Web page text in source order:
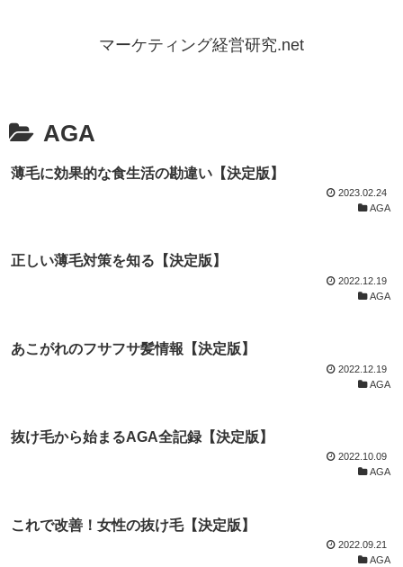
マーケティング経営研究.net
AGA
薄毛に効果的な食生活の勘違い【決定版】
2023.02.24
AGA
正しい薄毛対策を知る【決定版】
2022.12.19
AGA
あこがれのフサフサ髪情報【決定版】
2022.12.19
AGA
抜け毛から始まるAGA全記録【決定版】
2022.10.09
AGA
これで改善！女性の抜け毛【決定版】
2022.09.21
AGA